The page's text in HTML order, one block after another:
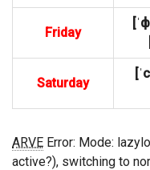
Friday
Saturday
ARVE Error: Mode:
active?), switching to